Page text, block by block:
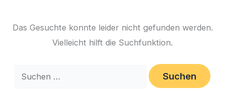
Das Gesuchte konnte leider nicht gefunden werden.
Vielleicht hilft die Suchfunktion.